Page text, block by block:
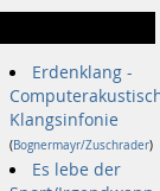
Erdenklang -
Klangsinfonie
(Bognermayr/Zuschrader)
Es lebe der